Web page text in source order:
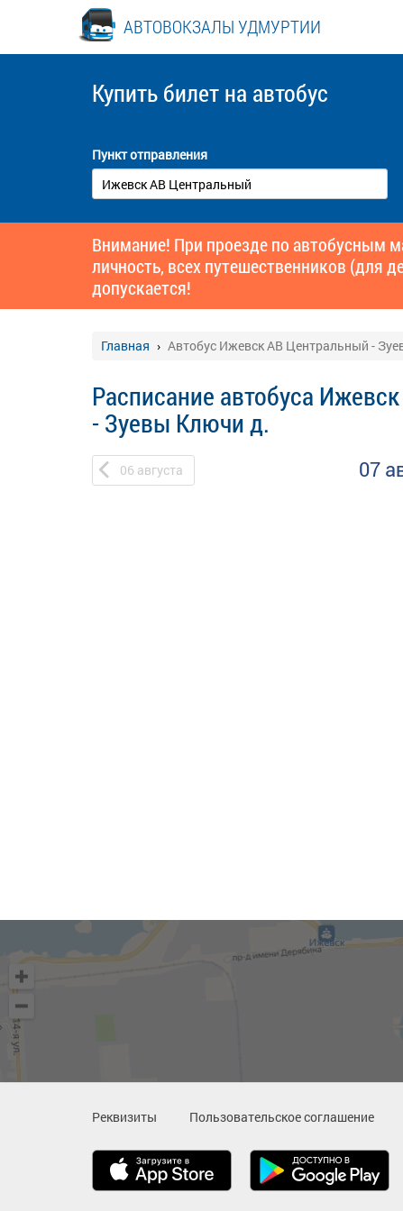
АВТОВОКЗАЛЫ УДМУРТИИ
Купить билет на автобус
Пункт отправления
Внимание! При проезде по автобусным
личность, всех путешественников (для
допускается!
Главная Автобус Ижевск АВ Центральный -
Расписание автобуса
- Зуевы Ключи д.
06 августа 07
Реквизиты Пользовательское соглашение